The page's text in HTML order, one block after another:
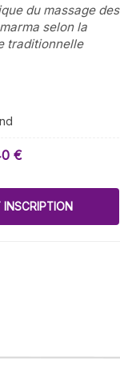
du massage des
selon la
traditionnelle
€
INSCRIPTION